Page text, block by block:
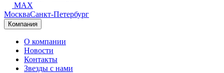
MAX
МоскваСанкт-Петербург
Компания
О компании
Новости
Контакты
Звезды с нами